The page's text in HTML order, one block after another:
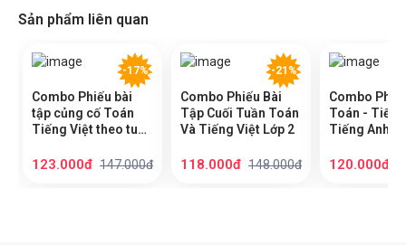
Sản phẩm liên quan
-17%
Combo Phiếu bài
tập củng cố Toán
Tiếng Việt theo tuần
123.000đ 147.000đ
-21%
Combo Phiếu Bài
Tập Cuối Tuần Toán
Và Tiếng Việt Lớp 2
118.000đ 148.000đ
Combo
Toán -
Tiếng Anh
120.000đ